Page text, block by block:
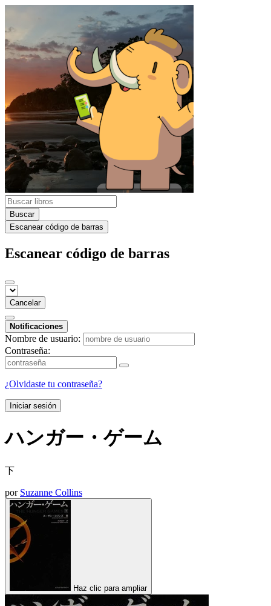
Buscar
Escanear código de barras
Escanear código de barras
Cancelar
Notificaciones
Nombre de usuario:
Contraseña:
¿Olvidaste tu contraseña?
Iniciar sesión
ハンガー・ゲーム
下
por Suzanne Collins
Haz clic para ampliar